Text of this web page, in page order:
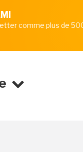
comme plus de